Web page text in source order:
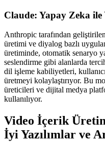
Claude: Yapay Zeka ile
Anthropic tarafından
üretimi ve diyalog bazlı
üretiminde, otomatik senaryo
seslendirme gibi alanlarda
dil işleme kabiliyetleri,
üretmeyi kolaylaştırıyor. Bu
üreticileri ve dijital medya
kullanılıyor.
Video İçerik
İyi Yazılımlar ve